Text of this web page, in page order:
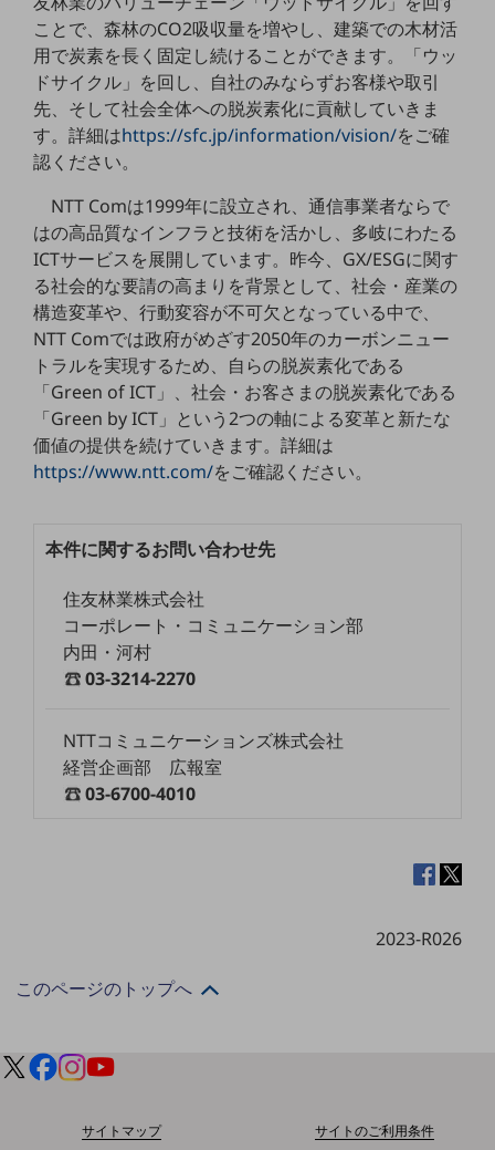
社長からのご挨拶
事業拠点
グループ会社
会社案内パンフレット
ニュースルーム
ニュースルームTOP
ニュースリリース
地域からの発表
重要なお知らせ
お知らせ
社外からの評価実績
サステナビリティ
NTTドコモビジネスグループのサステナビリティ
サステナビリティレポート
ダイバーシティ
経営情報
経験者採用
人材育成制度
ことで、森林のCO2吸収量を増やし、建築での木材活
用で炭素を長く固定し続けることができます。「ウッ
ドサイクル」を回し、自社のみならずお客様や取引
先、そして社会全体への脱炭素化に貢献していきま
す。詳細はhttps://sfc.jp/information/vision/をご確
認ください。
NTT Comは1999年に設立され、通信事業者ならで
はの高品質なインフラと技術を活かし、多岐にわたる
ICTサービスを展開しています。昨今、GX/ESGに関す
る社会的な要請の高まりを背景として、社会・産業の
構造変革や、行動変容が不可欠となっている中で、
NTT Comでは政府がめざす2050年のカーボンニュー
トラルを実現するため、自らの脱炭素化である
「Green of ICT」、社会・お客さまの脱炭素化である
「Green by ICT」という2つの軸による変革と新たな
価値の提供を続けていきます。詳細は
https://www.ntt.com/をご確認ください。
本件に関するお問い合わせ先
住友林業株式会社
コーポレート・コミュニケーション部
内田・河村
03-3214-2270
NTTコミュニケーションズ株式会社
経営企画部 広報室
03-6700-4010
2023-R026
このページのトップへ
サイトマップ サイトのご利用条件